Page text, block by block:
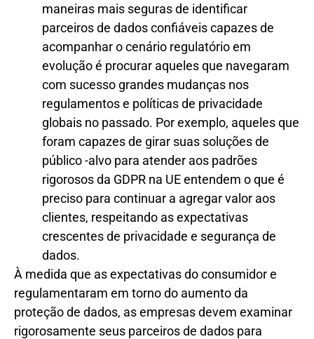
maneiras mais seguras de identificar
parceiros de dados confiáveis ​​capazes de
acompanhar o cenário regulatório em
evolução é procurar aqueles que navegaram
com sucesso grandes mudanças nos
regulamentos e políticas de privacidade
globais no passado. Por exemplo, aqueles que
foram capazes de girar suas soluções de
público -alvo para atender aos padrões
rigorosos da GDPR na UE entendem o que é
preciso para continuar a agregar valor aos
clientes, respeitando as expectativas
crescentes de privacidade e segurança de
dados.
À medida que as expectativas do consumidor e
regulamentaram em torno do aumento da
proteção de dados, as empresas devem examinar
rigorosamente seus parceiros de dados para